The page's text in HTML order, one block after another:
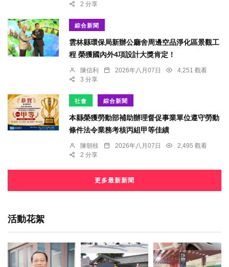
2 分享
綜合新聞
雲林縣環保局新辦公廳舍周邊空品淨化區景觀工
程 榮獲國內外4項設計大獎肯定！
陳信利 2026年八月07日
4,251 觀看
3 分享
社會 綜合新聞
本縣榮獲勞動部補助辦理督促事業單位遵守勞動
條件法令業務考核丙組甲等佳績
陳朝枝 2026年八月07日
2,495 觀看
2 分享
更多最新新聞
活動花絮